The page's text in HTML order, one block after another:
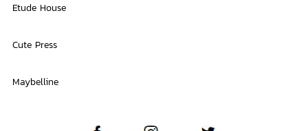
Etude House
Cute Press
Maybelline